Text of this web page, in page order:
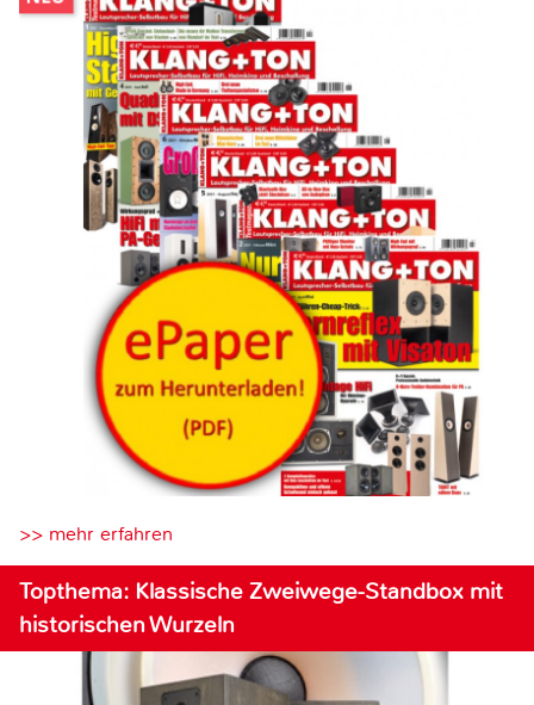
>> mehr erfahren
Topthema: Klassische Zweiwege-Standbox mit
historischen Wurzeln